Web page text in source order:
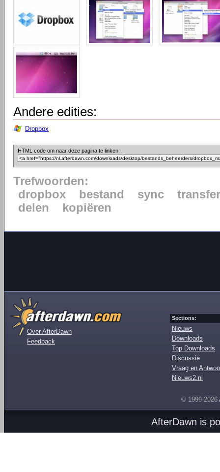
Andere edities:
Dropbox
HTML code om naar deze pagina te linken:
Trefwoorden:
dropbox
bestand sync
transfer
delen
kopiëren
Over AfterDawn
Feedback
Sections:
Nieuws
Downloads
Top Downloads
Discussie
Vraag en
Nieuws2.nl
© 1999-2026
AfterDawn is